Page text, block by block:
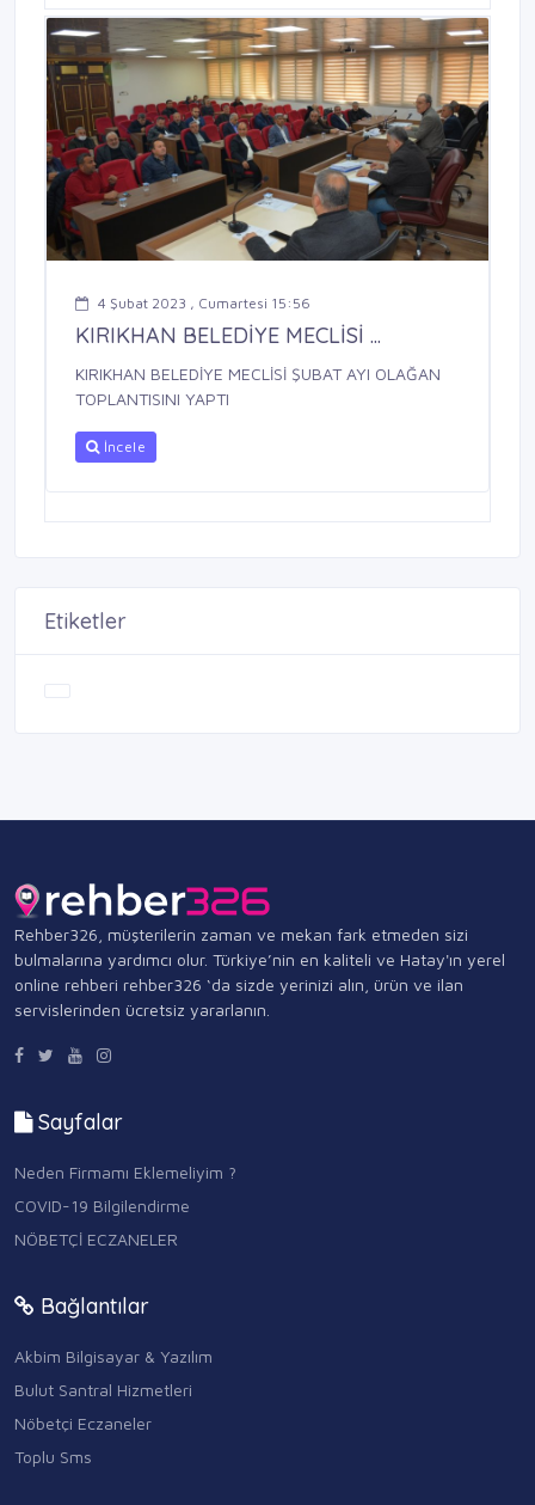
4 Şubat 2023 , Cumartesi 15:56
KIRIKHAN BELEDİYE MECLİSİ ...
KIRIKHAN BELEDİYE MECLİSİ ŞUBAT AYI OLAĞAN
TOPLANTISINI YAPTI
İncele
Etiketler
Rehber326, müşterilerin zaman ve mekan fark etmeden sizi
bulmalarına yardımcı olur. Türkiye’nin en kaliteli ve Hatay'ın yerel
online rehberi rehber326 ‘da sizde yerinizi alın, ürün ve ilan
servislerinden ücretsiz yararlanın.
Sayfalar
Neden Firmamı Eklemeliyim ?
COVID-19 Bilgilendirme
NÖBETÇİ ECZANELER
Bağlantılar
Akbim Bilgisayar & Yazılım
Bulut Santral Hizmetleri
Nöbetçi Eczaneler
Toplu Sms